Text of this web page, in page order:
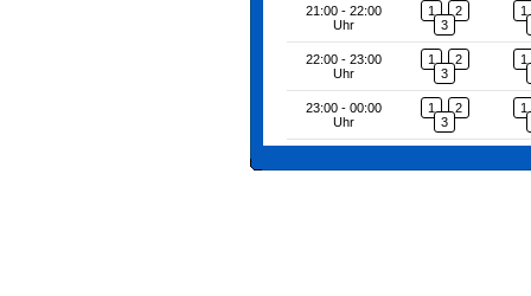
21:00 - 22:00
Uhr
1
2
3
1
22:00 - 23:00
Uhr
1
2
3
1
23:00 - 00:00
Uhr
1
2
3
1